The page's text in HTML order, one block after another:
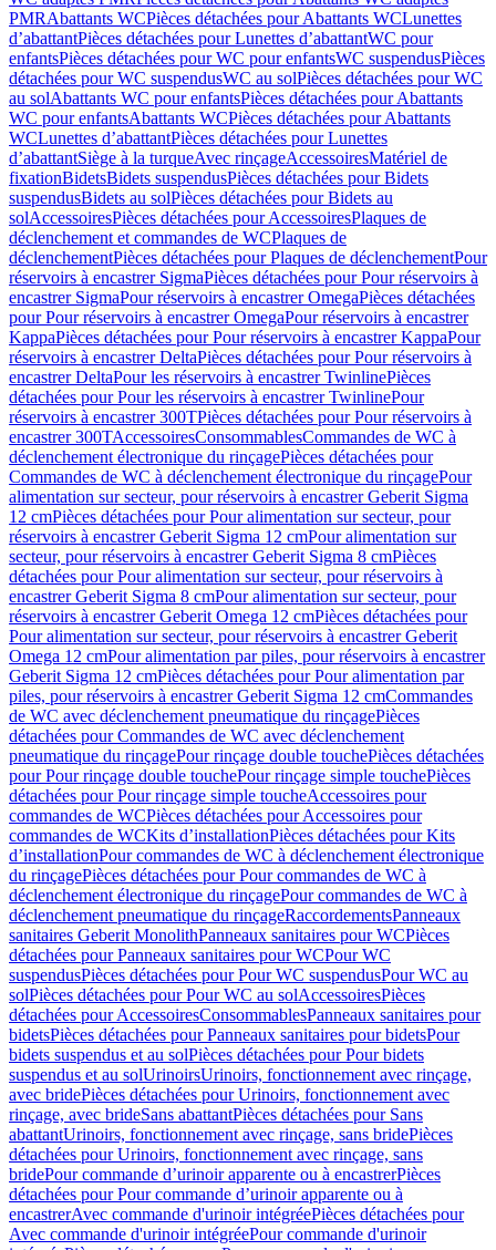
PMRAbattants WCPièces détachées pour Abattants WCLunettes
d’abattantPièces détachées pour Lunettes d’abattantWC pour
enfantsPièces détachées pour WC pour enfantsWC suspendusPièces
détachées pour WC suspendusWC au solPièces détachées pour WC
au solAbattants WC pour enfantsPièces détachées pour Abattants
WC pour enfantsAbattants WCPièces détachées pour Abattants
WCLunettes d’abattantPièces détachées pour Lunettes
d’abattantSiège à la turqueAvec rinçageAccessoiresMatériel de
fixationBidetsBidets suspendusPièces détachées pour Bidets
suspendusBidets au solPièces détachées pour Bidets au
solAccessoiresPièces détachées pour AccessoiresPlaques de
déclenchement et commandes de WCPlaques de
déclenchementPièces détachées pour Plaques de déclenchementPour
réservoirs à encastrer SigmaPièces détachées pour Pour réservoirs à
encastrer SigmaPour réservoirs à encastrer OmegaPièces détachées
pour Pour réservoirs à encastrer OmegaPour réservoirs à encastrer
KappaPièces détachées pour Pour réservoirs à encastrer KappaPour
réservoirs à encastrer DeltaPièces détachées pour Pour réservoirs à
encastrer DeltaPour les réservoirs à encastrer TwinlinePièces
détachées pour Pour les réservoirs à encastrer TwinlinePour
réservoirs à encastrer 300TPièces détachées pour Pour réservoirs à
encastrer 300TAccessoiresConsommablesCommandes de WC à
déclenchement électronique du rinçagePièces détachées pour
Commandes de WC à déclenchement électronique du rinçagePour
alimentation sur secteur, pour réservoirs à encastrer Geberit Sigma
12 cmPièces détachées pour Pour alimentation sur secteur, pour
réservoirs à encastrer Geberit Sigma 12 cmPour alimentation sur
secteur, pour réservoirs à encastrer Geberit Sigma 8 cmPièces
détachées pour Pour alimentation sur secteur, pour réservoirs à
encastrer Geberit Sigma 8 cmPour alimentation sur secteur, pour
réservoirs à encastrer Geberit Omega 12 cmPièces détachées pour
Pour alimentation sur secteur, pour réservoirs à encastrer Geberit
Omega 12 cmPour alimentation par piles, pour réservoirs à encastrer
Geberit Sigma 12 cmPièces détachées pour Pour alimentation par
piles, pour réservoirs à encastrer Geberit Sigma 12 cmCommandes
de WC avec déclenchement pneumatique du rinçagePièces
détachées pour Commandes de WC avec déclenchement
pneumatique du rinçagePour rinçage double touchePièces détachées
pour Pour rinçage double touchePour rinçage simple touchePièces
détachées pour Pour rinçage simple toucheAccessoires pour
commandes de WCPièces détachées pour Accessoires pour
commandes de WCKits d’installationPièces détachées pour Kits
d’installationPour commandes de WC à déclenchement électronique
du rinçagePièces détachées pour Pour commandes de WC à
déclenchement électronique du rinçagePour commandes de WC à
déclenchement pneumatique du rinçageRaccordementsPanneaux
sanitaires Geberit MonolithPanneaux sanitaires pour WCPièces
détachées pour Panneaux sanitaires pour WCPour WC
suspendusPièces détachées pour Pour WC suspendusPour WC au
solPièces détachées pour Pour WC au solAccessoiresPièces
détachées pour AccessoiresConsommablesPanneaux sanitaires pour
bidetsPièces détachées pour Panneaux sanitaires pour bidetsPour
bidets suspendus et au solPièces détachées pour Pour bidets
suspendus et au solUrinoirsUrinoirs, fonctionnement avec rinçage,
avec bridePièces détachées pour Urinoirs, fonctionnement avec
rinçage, avec brideSans abattantPièces détachées pour Sans
abattantUrinoirs, fonctionnement avec rinçage, sans bridePièces
détachées pour Urinoirs, fonctionnement avec rinçage, sans
bridePour commande d’urinoir apparente ou à encastrerPièces
détachées pour Pour commande d’urinoir apparente ou à
encastrerAvec commande d'urinoir intégréePièces détachées pour
Avec commande d'urinoir intégréePour commande d'urinoir